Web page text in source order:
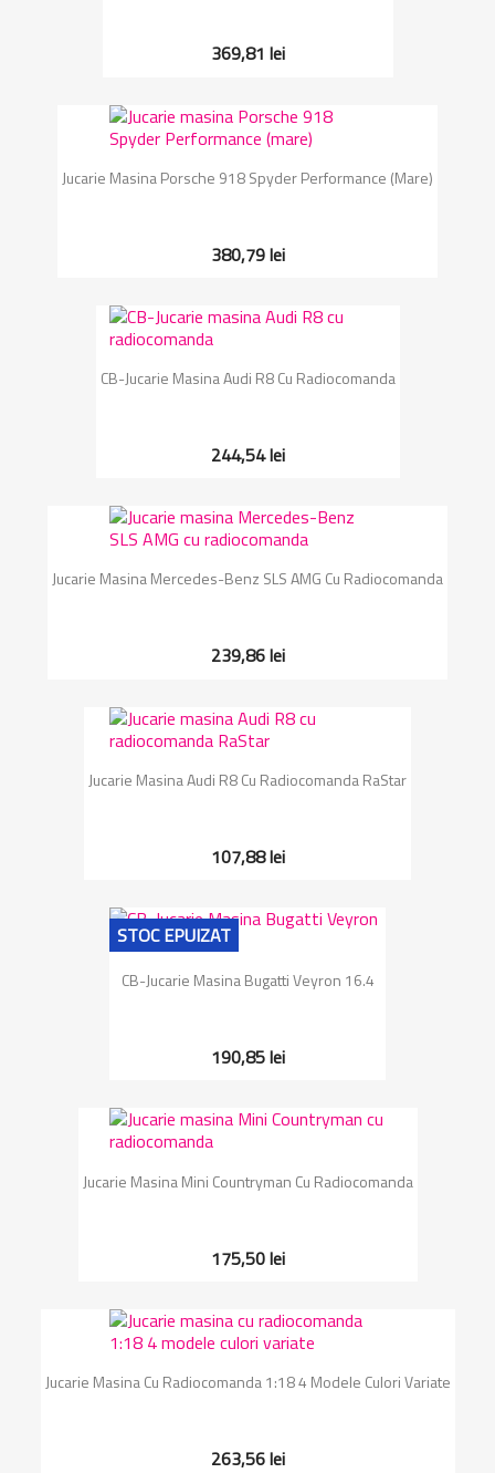
369,81 lei
Jucarie Masina Porsche 918 Spyder Performance (mare)
380,79 lei
CB-Jucarie Masina Audi R8 Cu Radiocomanda
244,54 lei
Jucarie Masina Mercedes-Benz SLS AMG Cu Radiocomanda
239,86 lei
Jucarie Masina Audi R8 Cu Radiocomanda RaStar
107,88 lei
CB-Jucarie Masina Bugatti Veyron 16.4
190,85 lei
STOC EPUIZAT
Jucarie Masina Mini Countryman Cu Radiocomanda
175,50 lei
Jucarie Masina Cu Radiocomanda 1:18 4 Modele Culori Variate
263,56 lei